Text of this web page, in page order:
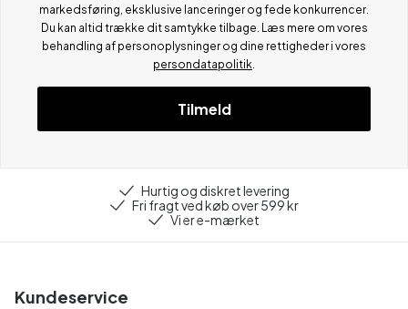
markedsføring, eksklusive lanceringer og fede konkurrencer.
Du kan altid trække dit samtykke tilbage. Læs mere om vores
behandling af personoplysninger og dine rettigheder i vores
persondatapolitik.
Tilmeld
Hurtig og diskret levering
Fri fragt ved køb over 599 kr
Vi er e-mærket
Kundeservice